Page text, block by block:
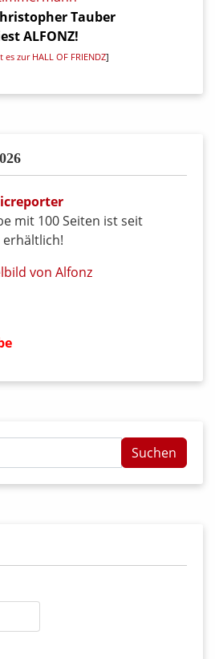
Tauber
ALFONZ!
es zur HALL OF FRIENDZ]
mit 100 Seiten ist seit
erhältlich!
Suchen